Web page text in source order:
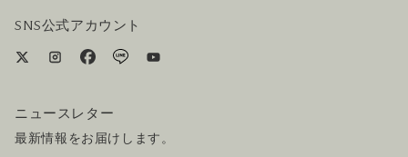
SNS公式アカウント
ニュースレター
最新情報をお届けします。